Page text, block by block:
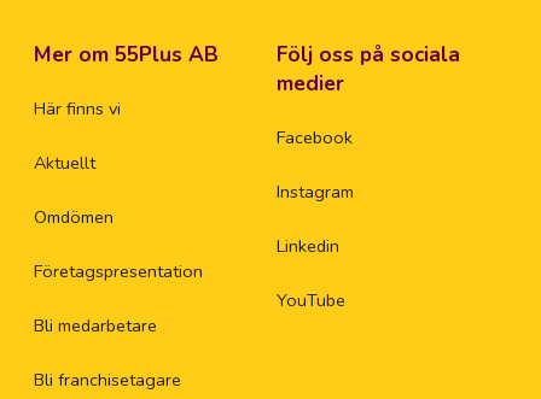
Mer om 55Plus AB
Här finns vi
Aktuellt
Omdömen
Företagspresentation
Bli medarbetare
Bli franchisetagare
Följ oss på sociala
medier
Facebook
Instagram
Linkedin
YouTube